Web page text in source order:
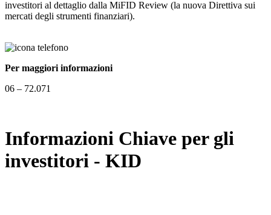
investitori al dettaglio dalla MiFID Review (la nuova Direttiva sui
mercati degli strumenti finanziari).
Per maggiori informazioni
06 – 72.071
Informazioni Chiave per gli
investitori - KID